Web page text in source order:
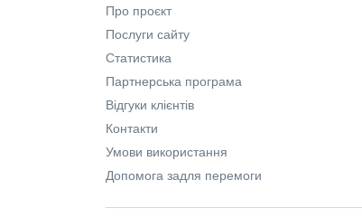
Про проєкт
Послуги сайту
Статистика
Партнерська програма
Відгуки клієнтів
Контакти
Умови використання
Допомога задля перемоги